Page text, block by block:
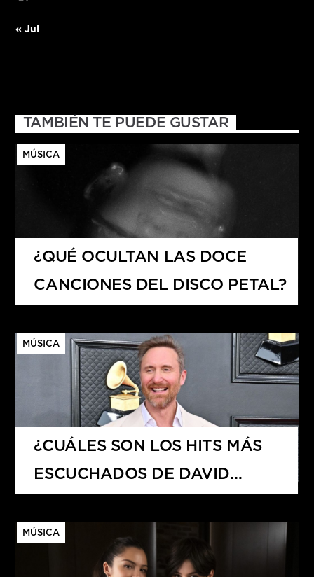
« Jul
TAMBIÉN TE PUEDE GUSTAR
MÚSICA
¿QUÉ OCULTAN LAS DOCE
CANCIONES DEL DISCO PETAL?
MÚSICA
¿CUÁLES SON LOS HITS MÁS
ESCUCHADOS DE DAVID
MÚSICA